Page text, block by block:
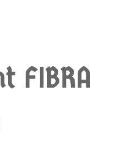
FIBRA